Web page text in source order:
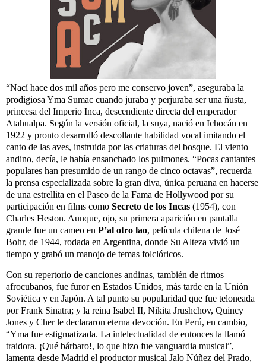
“Nací hace dos mil años pero me conservo joven”, aseguraba la
prodigiosa Yma Sumac cuando juraba y perjuraba ser una ñusta,
princesa del Imperio Inca, descendiente directa del emperador
Atahualpa. Según la versión oficial, la suya, nació en Ichocán en
1922 y pronto desarrolló descollante habilidad vocal imitando el
canto de las aves, instruida por las criaturas del bosque. El viento
andino, decía, le había ensanchado los pulmones. “Pocas cantantes
populares han presumido de un rango de cinco octavas”, recuerda
la prensa especializada sobre la gran diva, única peruana en hacerse
de una estrellita en el Paseo de la Fama de Hollywood por su
participación en films como Secreto de los Incas (1954), con
Charles Heston. Aunque, ojo, su primera aparición en pantalla
grande fue un cameo en P’al otro lao, película chilena de José
Bohr, de 1944, rodada en Argentina, donde Su Alteza vivió un
tiempo y grabó un manojo de temas folclóricos.
Con su repertorio de canciones andinas, también de ritmos
afrocubanos, fue furor en Estados Unidos, más tarde en la Unión
Soviética y en Japón. A tal punto su popularidad que fue teloneada
por Frank Sinatra; y la reina Isabel II, Nikita Jrushchov, Quincy
Jones y Cher le declararon eterna devoción. En Perú, en cambio,
“Yma fue estigmatizada. La intelectualidad de entonces la llamó
traidora. ¡Qué bárbaro!, lo que hizo fue vanguardia musical”,
lamenta desde Madrid el productor musical Jalo Núñez del Prado,